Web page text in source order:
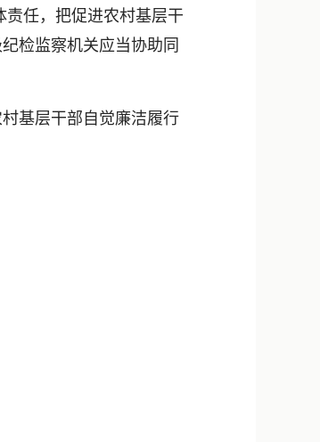
任，把促进农村基层干
检监察机关应当协助同
基层干部自觉廉洁履行